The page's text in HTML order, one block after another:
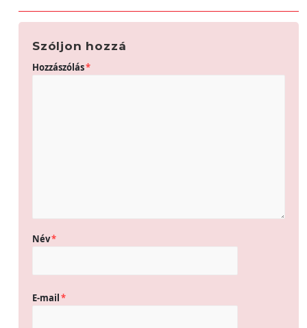
Szóljon hozzá
Hozzászólás*
Név*
E-mail*